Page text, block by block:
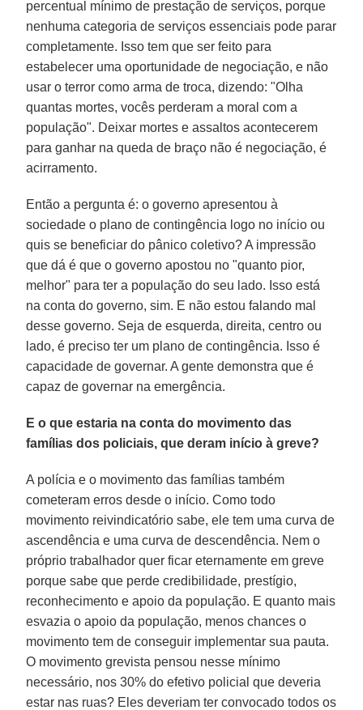
percentual mínimo de prestação de serviços, porque
nenhuma categoria de serviços essenciais pode parar
completamente. Isso tem que ser feito para
estabelecer uma oportunidade de negociação, e não
usar o terror como arma de troca, dizendo: "Olha
quantas mortes, vocês perderam a moral com a
população". Deixar mortes e assaltos acontecerem
para ganhar na queda de braço não é negociação, é
acirramento.
Então a pergunta é: o governo apresentou à
sociedade o plano de contingência logo no início ou
quis se beneficiar do pânico coletivo? A impressão
que dá é que o governo apostou no "quanto pior,
melhor" para ter a população do seu lado. Isso está
na conta do governo, sim. E não estou falando mal
desse governo. Seja de esquerda, direita, centro ou
lado, é preciso ter um plano de contingência. Isso é
capacidade de governar. A gente demonstra que é
capaz de governar na emergência.
E o que estaria na conta do movimento das
famílias dos policiais, que deram início à greve?
A polícia e o movimento das famílias também
cometeram erros desde o início. Como todo
movimento reivindicatório sabe, ele tem uma curva de
ascendência e uma curva de descendência. Nem o
próprio trabalhador quer ficar eternamente em greve
porque sabe que perde credibilidade, prestígio,
reconhecimento e apoio da população. E quanto mais
esvazia o apoio da população, menos chances o
movimento tem de conseguir implementar sua pauta.
O movimento grevista pensou nesse mínimo
necessário, nos 30% do efetivo policial que deveria
estar nas ruas? Eles deveriam ter convocado todos os